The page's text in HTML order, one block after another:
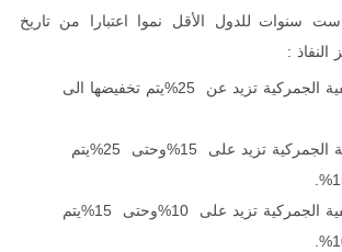
ست سنوات للدول الأقل نموا اعتبارا من تاريخ
:
اذا كانت التعريفية الجمركية تزيد عن 25%يتم تخفيضها الى
اذا كانت التعرفة الجمركية تزيد على 15%وحتى 25%يتم
اذا كانت التعريفية الجمركية تزيد على 10%وحتى 15%يتم